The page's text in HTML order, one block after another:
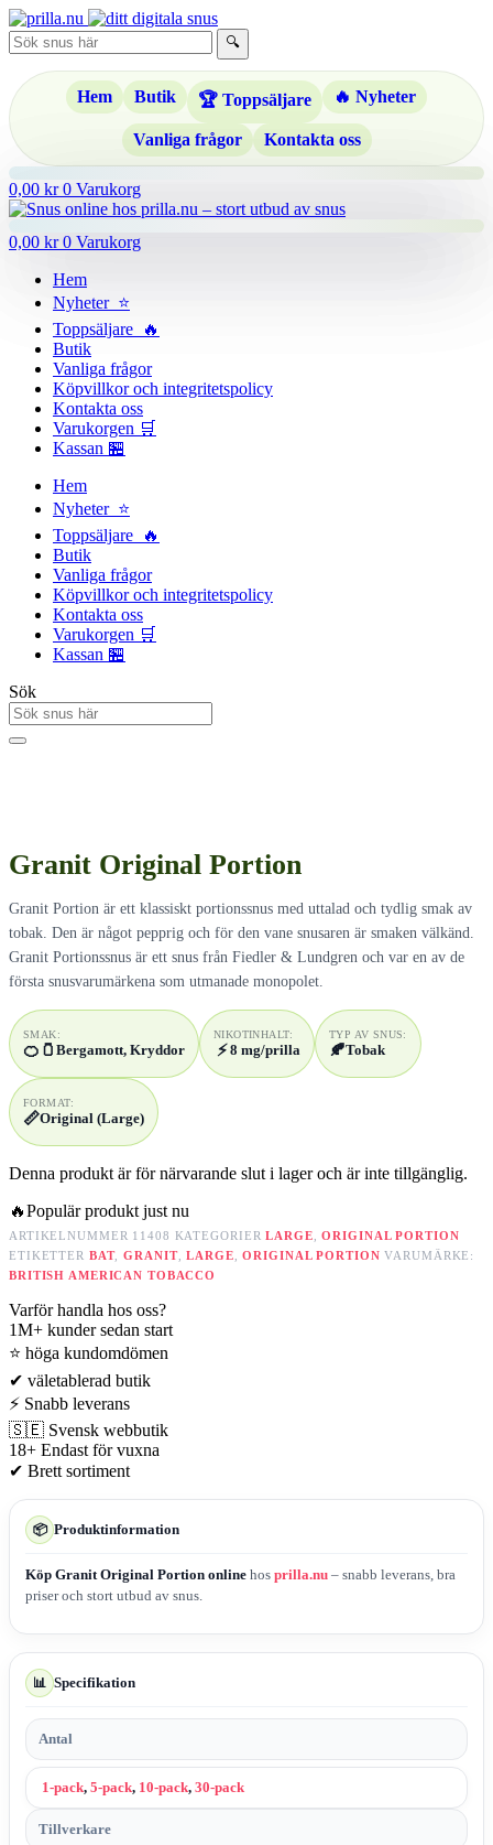
Hoppa
till
innehåll
🔍
Hem Butik 🏆 Toppsäljare 🔥 Nyheter
Vanliga frågor Kontakta oss
0,00 kr 0 Varukorg
0,00 kr 0 Varukorg
Hem
Nyheter ⭐
Toppsäljare 🔥
Butik
Vanliga frågor
Köpvillkor och integritetspolicy
Kontakta oss
Varukorgen 🛒
Kassan 🏪
Hem
Nyheter ⭐
Toppsäljare 🔥
Butik
Vanliga frågor
Köpvillkor och integritetspolicy
Kontakta oss
Varukorgen 🛒
Kassan 🏪
Sök
Granit Original Portion
Granit Portion är ett klassiskt portionssnus med uttalad och tydlig smak av
tobak. Den är något pepprig och för den vane snusaren är smaken välkänd.
Granit Portionssnus är ett snus från Fiedler & Lundgren och var en av de
första snusvarumärkena som utmanade monopolet.
SMAK:
🍊 🫙 Bergamott, Kryddor
NIKOTINHALT:
⚡8 mg/prilla
TYP AV SNUS:
🍂Tobak
FORMAT:
📏Original (Large)
Denna produkt är för närvarande slut i lager och är inte tillgänglig.
🔥Populär produkt just nu
ARTIKELNUMMER 11408 KATEGORIER LARGE ,ORIGINAL PORTION
ETIKETTER BAT,GRANIT,LARGE ,ORIGINAL PORTION VARUMÄRKE:
BRITISH AMERICAN TOBACCO
Varför handla hos oss?
1M+ kunder sedan start
⭐ höga kundomdömen
✔ väletablerad butik
⚡ Snabb leverans
🇸🇪 Svensk webbutik
18+ Endast för vuxna
✔ Brett sortiment
📦 Produktinformation
Köp Granit Original Portion online hos prilla.nu – snabb leverans, bra
priser och stort utbud av snus.
📊 Specifikation
Antal
1-pack, 5-pack, 10-pack, 30-pack
Tillverkare